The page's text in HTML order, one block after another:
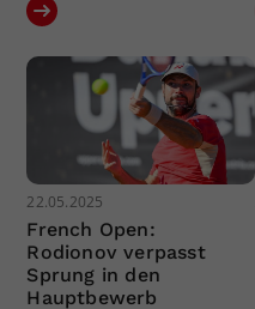
22.05.2025
French Open:
Rodionov verpasst
Sprung in den
Hauptbewerb